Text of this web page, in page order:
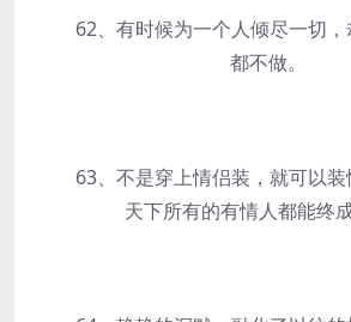
62、有时候为一个人倾尽一切，
都不做。
63、不是穿上情侣装，就可以装
天下所有的有情人都能终成